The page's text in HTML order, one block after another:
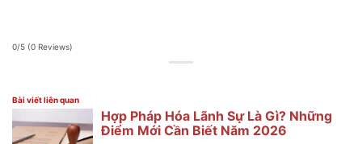
0/5 (0 Reviews)
Bài viết liên quan
Hợp Pháp Hóa Lãnh Sự Là Gì? Những
Điểm Mới Cần Biết Năm 2026